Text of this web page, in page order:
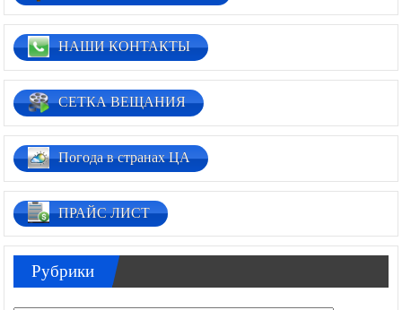
НАШИ КОНТАКТЫ
СЕТКА ВЕЩАНИЯ
Погода в странах ЦА
ПРАЙС ЛИСТ
Рубрики